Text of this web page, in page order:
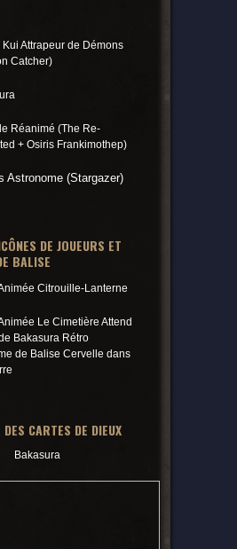
Attrapeur de Démons
Catcher)
Réanimé (The Re-
+ Osiris Frankimothep)
Astronome (Stargazer)
DE JOUEURS ET
BALISE
Citrouille-Lanterne
Le Cimetière Attend
Bakasura Rétro
de Balise Cervelle dans
CARTES DE DIEUX
Bakasura